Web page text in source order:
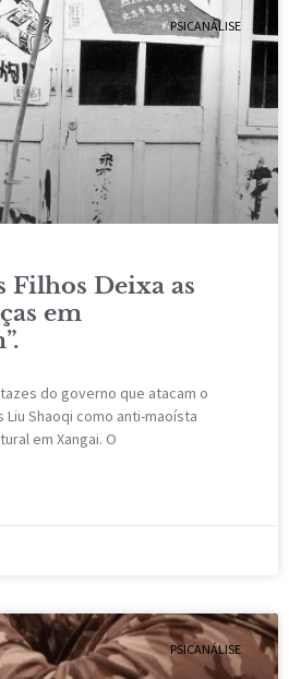
PSICANÁLISE
Filhos Deixa as
em
do governo que atacam o
Shaoqi como anti-maoísta
em Xangai. O
PSICANÁLISE